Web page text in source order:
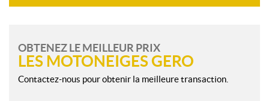
OBTENEZ LE MEILLEUR PRIX
LES MOTONEIGES GERO
Contactez-nous pour obtenir la meilleure transaction.